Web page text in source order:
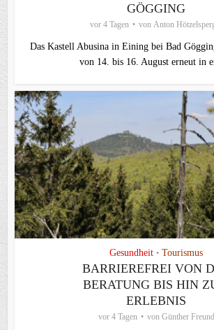
ÖGGING
vor 4 Tagen von Anton
Das Kastell Abusina in Eining bei Bad
von 14. bis 16. August erneut in
Gesundheit • Tourismus
BARRIEREFREI VON
BERATUNG BIS HIN
ERLEBNIS
vor 4 Tagen von Günther Freund